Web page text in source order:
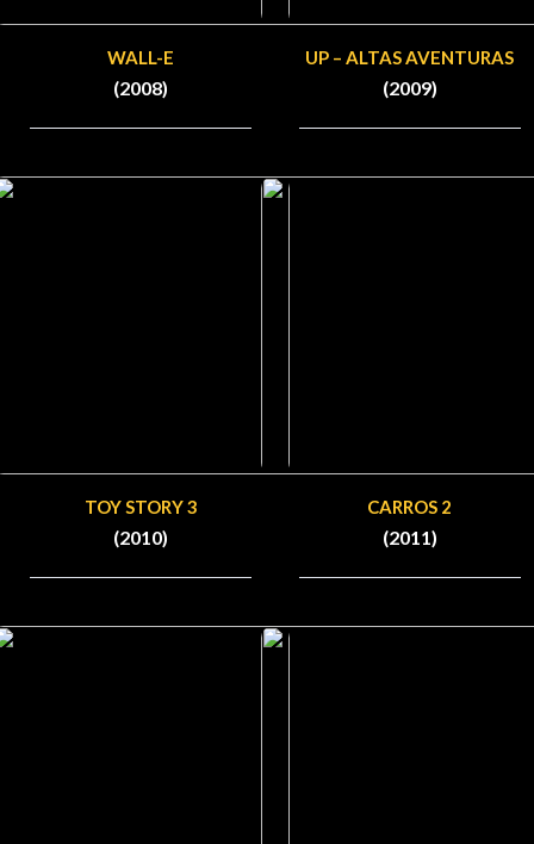
WALL-E
(2008)
UP – ALTAS AVENTURAS
(2009)
TOY STORY 3
(2010)
CARROS 2
(2011)